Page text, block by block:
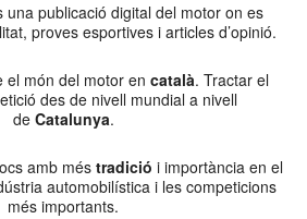
una publicació digital del motor on es
proves esportives i articles d’opinió.
el món del motor en català. Tractar el
des de nivell mundial a nivell
de Catalunya.
amb més tradició i importància en el
automobilística i les competicions
més importants.